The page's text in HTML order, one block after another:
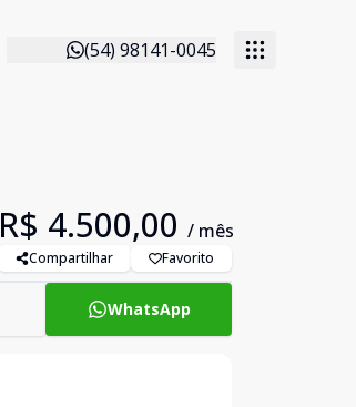
(54) 98141-0045
R$ 4.500,00 / mês
Compartilhar Favorito
WhatsApp